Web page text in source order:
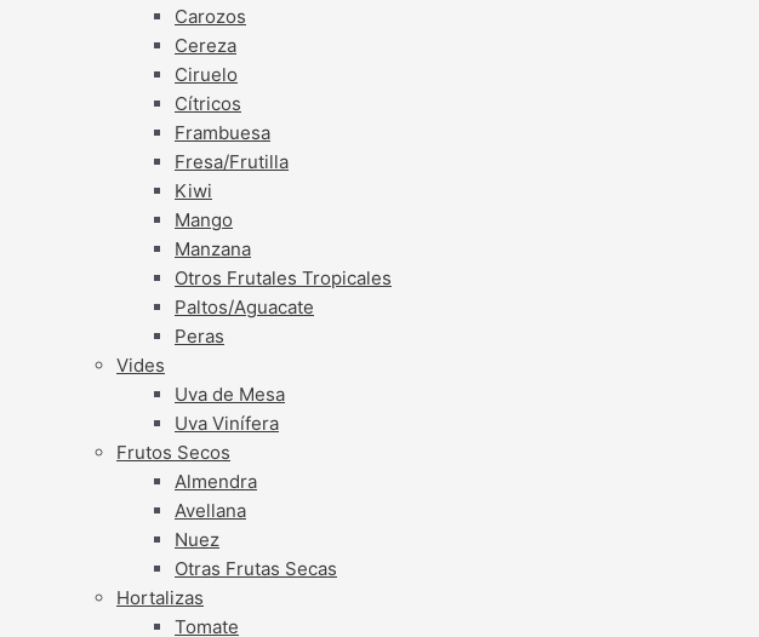
Carozos
Cereza
Ciruelo
Cítricos
Frambuesa
Fresa/Frutilla
Kiwi
Mango
Manzana
Otros Frutales Tropicales
Paltos/Aguacate
Peras
Vides
Uva de Mesa
Uva Vinífera
Frutos Secos
Almendra
Avellana
Nuez
Otras Frutas Secas
Hortalizas
Tomate